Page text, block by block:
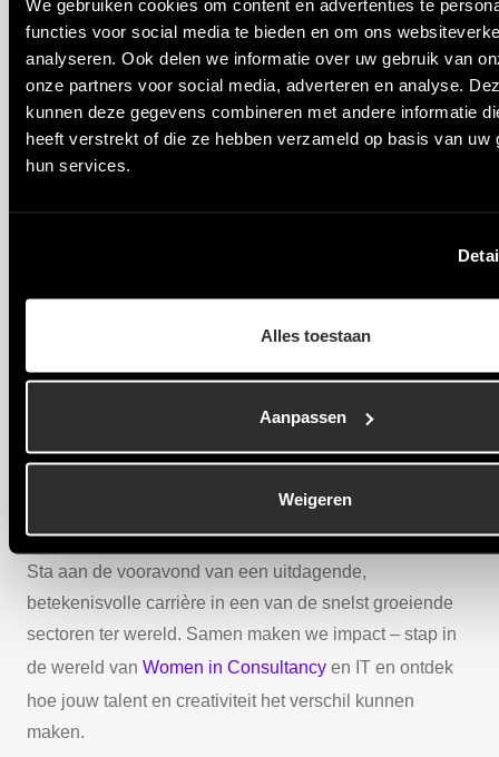
We gebruiken cookies om content en advertenties te
functies voor social media te bieden en om ons
analyseren. Ook delen we informatie over uw gebruik van
onze partners voor social media, adverteren en analyse.
kunnen deze gegevens combineren met andere informatie
heeft verstrekt of die ze hebben verzameld op basis van uw
hun services.
Alles toestaan
Aanpassen
Weigeren
samenwerking en projectmanagement, om je klaar
Netwerken en Doorstromen
Het traineeship biedt je toegang tot een breed
netwerk van IT-professionals en
De Toekomst van Vrouwen in IT:
Onze missie is simpel: meer vrouwen betrekken bij
van de DevelopHER Academy bouw je niet alleen aan
je eigen toekomst, maar draag je ook bij aan het
vormgeven van een meer diverse en inclusieve IT-
Sta aan de vooravond van een uitdagende,
betekenisvolle carrière in een van de snelst groeiende
sectoren ter wereld. Samen maken we impact – stap in
de wereld van Women in Consultancy en IT en ontdek
hoe jouw talent en creativiteit het verschil kunnen
maken.